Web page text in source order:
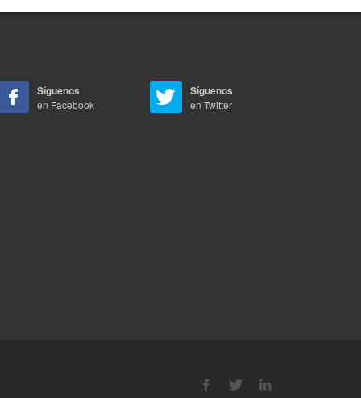
Síguenos
en Facebook
Síguenos
en Twitter